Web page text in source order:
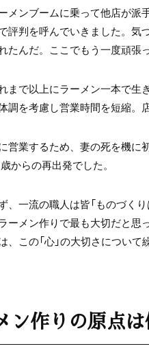
メンブームに乗って他店が
評判を呼んでいきました。
たんだ。ここでもう一度頑張
まで以上にラーメン一本で生
調を考慮し営業時間を短縮。
営業するため、妻の死を機に
からの再出発でした。
、一流の職人は皆「ものづく
ーメン作りで最も大切だと
、この「心」の大切さについて
ン作りの原点